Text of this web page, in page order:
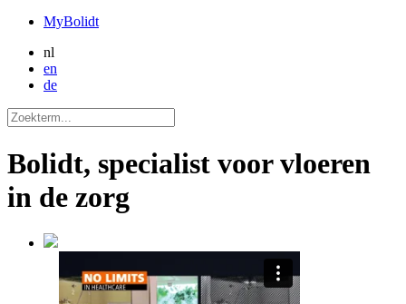
MyBolidt
nl
en
de
Bolidt, specialist voor vloeren
in de zorg